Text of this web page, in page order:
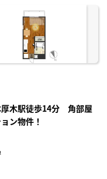
に入
厚木駅徒歩14分 角部屋
ン物件！